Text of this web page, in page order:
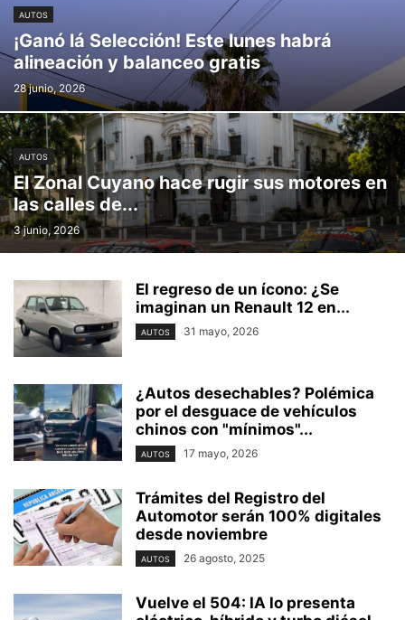
AUTOS
¡Ganó lá Selección! Este lunes habrá
alineación y balanceo gratis
28 junio, 2026
AUTOS
El Zonal Cuyano hace rugir sus motores en
las calles de...
3 junio, 2026
El regreso de un ícono: ¿Se
imaginan un Renault 12 en...
AUTOS 31 mayo, 2026
¿Autos desechables? Polémica
por el desguace de vehículos
chinos con "mínimos"...
AUTOS 17 mayo, 2026
Trámites del Registro del
Automotor serán 100% digitales
desde noviembre
AUTOS 26 agosto, 2025
Vuelve el 504: IA lo presenta